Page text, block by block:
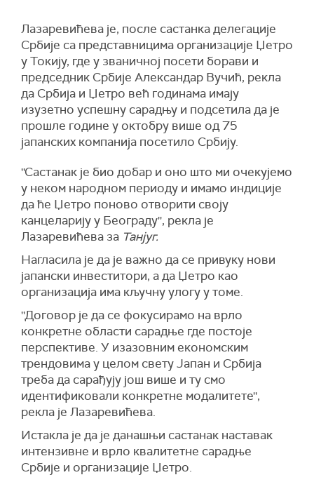
Лазаревићева је, после састанка делегације
Србије са представницима организације Џетро
у Токију, где у званичној посети борави и
председник Србије Александар Вучић, рекла
да Србија и Џетро већ годинама имају
изузетно успешну сарадњу и подсетила да је
прошле године у октобру више од 75
јапанских компанија посетило Србију.
''Састанак је био добар и оно што ми очекујемо
у неком народном периоду и имамо индиције
да ће Џетро поново отворити своју
канцеларију у Београду'', рекла је
Лазаревићева за Танјуг.
Нагласила је да је важно да се привуку нови
јапански инвеститори, а да Џетро као
организација има кључну улогу у томе.
''Договор је да се фокусирамо на врло
конкретне области сарадње где постоје
перспективе. У изазовним економским
трендовима у целом свету Јапан и Србија
треба да сарађују још више и ту смо
идентификовали конкретне модалитете'',
рекла је Лазаревићева.
Истакла је да је данашњи састанак наставак
интензивне и врло квалитетне сарадње
Србије и организације Џетро.